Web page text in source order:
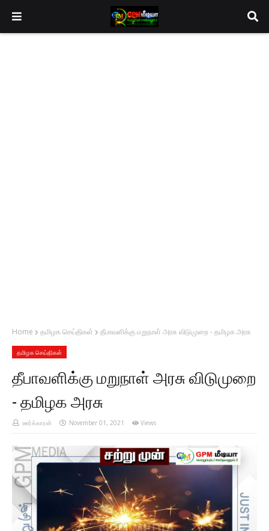
Home தமிழக செய்திகள் தீபாவளிக்கு மறுநாள் அரசு விடுமுறை - தமிழக அரசு
தமிழக செய்திகள்
தீபாவளிக்கு மறுநாள் அரசு விடுமுறை
- தமிழக அரசு
ஊர்க்காரன் November 01, 2021 Views